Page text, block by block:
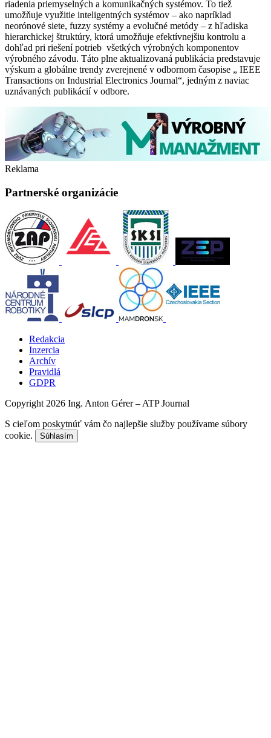
riadenia priemyselných a komunikačných systémov. To tiež
umožňuje využitie inteligentných systémov – ako napríklad
neorónové siete, fuzzy systémy a evolučné metódy – z hľadiska
hierarchickej štruktúry, ktorá umožňuje efektívnejšiu kontrolu a
dohľad pri riešení potrieb všetkých výrobných komponentov
výrobného závodu. Táto plne aktualizovaná publikácia predstavuje
výskum a globálne trendy zverejnené v odbornom časopise „ IEEE
Transactions on Industrial Electronics Journal“, jedným z naviac
uznávaných publikácií v odbore.
Reklama
Partnerské organizácie
Redakcia
Inzercia
Archív
Pravidlá
GDPR
Copyright 2026 Ing. Anton Gérer – ATP Journal
S cieľom poskytnúť vám čo najlepšie služby používame súbory
cookie.
Súhlasím